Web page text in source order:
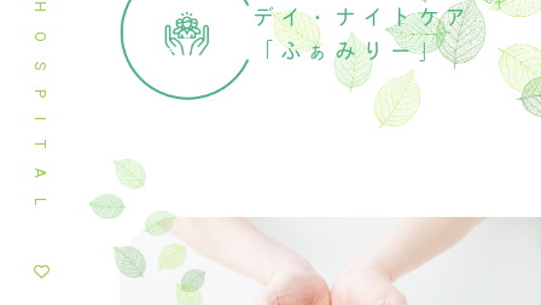
デイ・ナイトケア
「ふぁみりー」